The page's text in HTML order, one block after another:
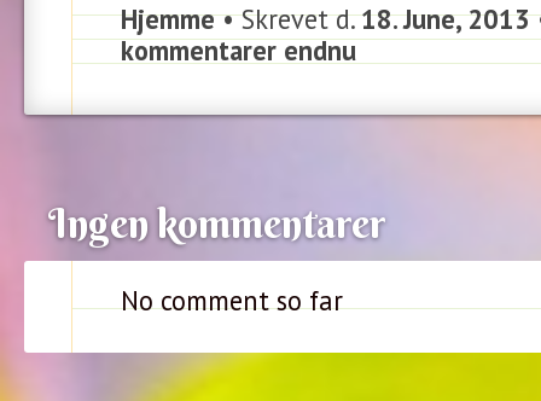
Hjemme• Skrevet d.18. June, 2013
kommentarer endnu
Ingen kommentarer
No comment so far